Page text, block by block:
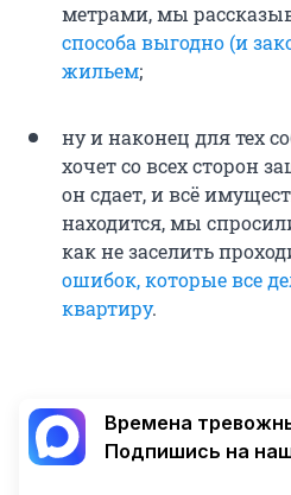
метрами, мы
способа выгодно (и
жильем;
ну и наконец для тех
хочет со всех сторон
он сдает, и всё
находится, мы
как не заселить
ошибок, которые все
квартиру.
Времена
Подпишись на